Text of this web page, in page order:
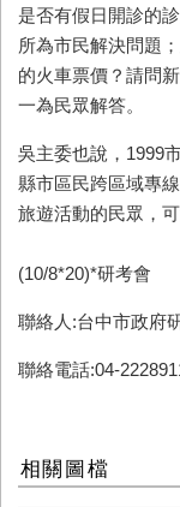
是否有假日開診的
所為市民解決問題
的火車票價？請問
一為民眾解答。
吳主委也說，1999
縣市區民跨區域專
旅遊活動的民眾，
(10/8*20)*研考會
聯絡人:台中市政府
聯絡電話:04-
相關圖檔